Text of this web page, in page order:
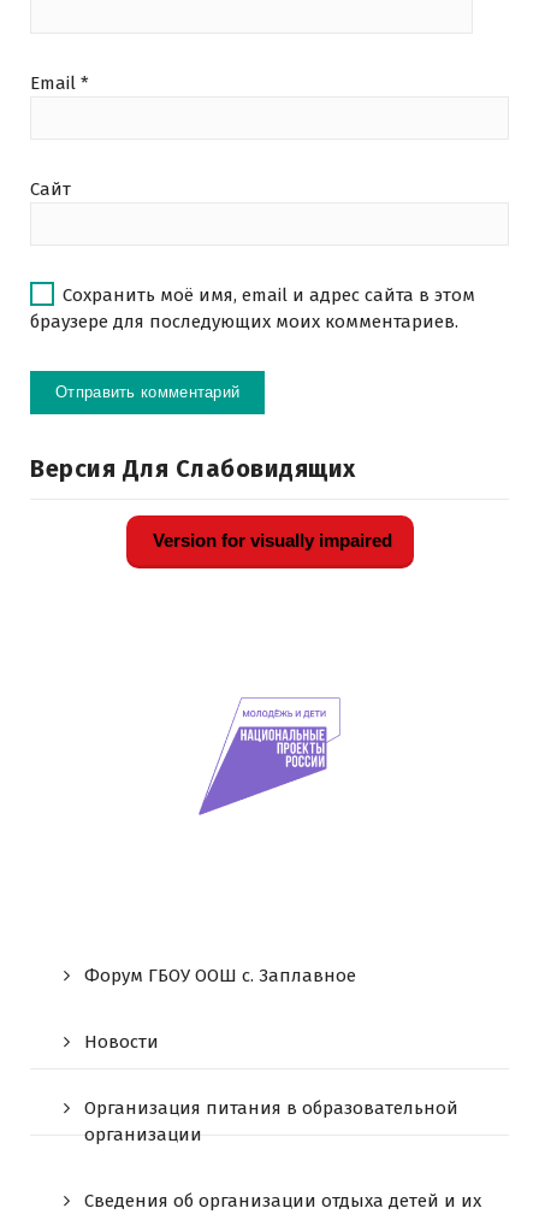
Email *
Сайт
Сохранить моё имя, email и адрес сайта в этом
браузере для последующих моих комментариев.
Версия Для Слабовидящих
Version for visually impaired
Форум ГБОУ ООШ c. Заплавное
Новости
Организация питания в образовательной
организации
Сведения об организации отдыха детей и их